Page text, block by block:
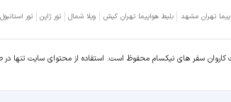
تهران مشهد بلیط هواپیما تهران کیش ویلا شمال تور ژاپن تور استانبول
کاروان سفر های نیکسام محفوظ است. استفاده از محتوای سایت تنها